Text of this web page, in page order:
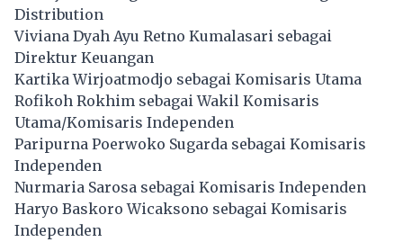
Distribution
Viviana Dyah Ayu Retno Kumalasari sebagai
Direktur Keuangan
Kartika Wirjoatmodjo sebagai Komisaris Utama
Rofikoh Rokhim sebagai Wakil Komisaris
Utama/Komisaris Independen
Paripurna Poerwoko Sugarda sebagai Komisaris
Independen
Nurmaria Sarosa sebagai Komisaris Independen
Haryo Baskoro Wicaksono sebagai Komisaris
Independen